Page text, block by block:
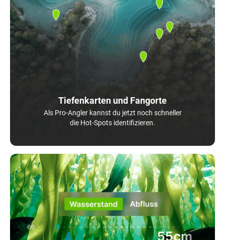
Tiefenkarten und Fangorte
Als Pro-Angler kannst du jetzt noch schneller
die Hot-Spots identifizieren.